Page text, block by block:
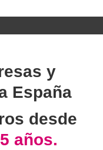
y
España
desde
años.